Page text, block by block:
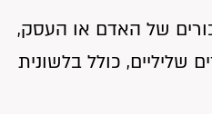
של האדם או העסק,
שליליים, כולל בלשונית